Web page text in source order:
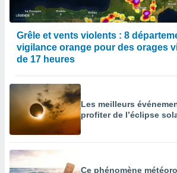
Grêle et vents violents : 8
vigilance orange pour des orages
de 17 heures
Les meilleurs
profiter de l’éclipse
Ce phénomène